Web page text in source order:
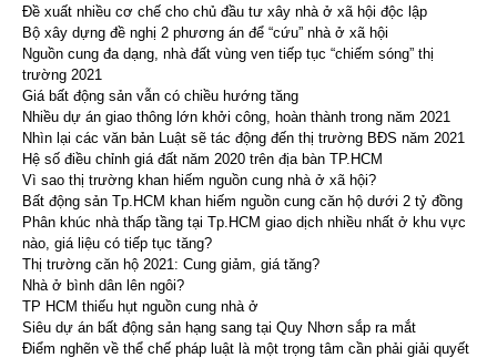
Đề xuất nhiều cơ chế cho chủ đầu tư xây nhà ở xã hội độc lập
Bộ xây dựng đề nghị 2 phương án để “cứu” nhà ở xã hội
Nguồn cung đa dạng, nhà đất vùng ven tiếp tục “chiếm sóng” thị
trường 2021
Giá bất động sản vẫn có chiều hướng tăng
Nhiều dự án giao thông lớn khởi công, hoàn thành trong năm 2021
Nhìn lại các văn bản Luật sẽ tác động đến thị trường BĐS năm 2021
Hệ số điều chỉnh giá đất năm 2020 trên địa bàn TP.HCM
Vì sao thị trường khan hiếm nguồn cung nhà ở xã hội?
Bất động sản Tp.HCM khan hiếm nguồn cung căn hộ dưới 2 tỷ đồng
Phân khúc nhà thấp tầng tại Tp.HCM giao dịch nhiều nhất ở khu vực
nào, giá liệu có tiếp tục tăng?
Thị trường căn hộ 2021: Cung giảm, giá tăng?
Nhà ở bình dân lên ngôi?
TP HCM thiếu hụt nguồn cung nhà ở
Siêu dự án bất động sản hạng sang tại Quy Nhơn sắp ra mắt
Điểm nghẽn về thể chế pháp luật là một trọng tâm cần phải giải quyết